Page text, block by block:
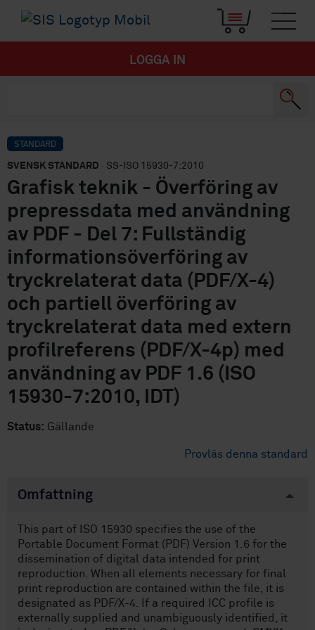
LOGGA IN
STANDARD
SVENSK STANDARD · SS-ISO 15930-7:2010
Grafisk teknik - Överföring av
prepressdata med användning
av PDF - Del 7: Fullständig
informationsöverföring av
tryckrelaterat data (PDF/X-4)
och partiell överföring av
tryckrelaterat data med extern
profilreferens (PDF/X-4p) med
användning av PDF 1.6 (ISO
15930-7:2010, IDT)
Status: Gällande
Provläs denna standard
Omfattning
This part of ISO 15930 specifies the use of the
Portable Document Format (PDF) Version 1.6 for the
dissemination of digital data intended for print
reproduction. When all elements necessary for final
print reproduction are contained within the file, it is
designated as PDF/X-4. If a required ICC profile is
externally supplied and unambiguously identified, it